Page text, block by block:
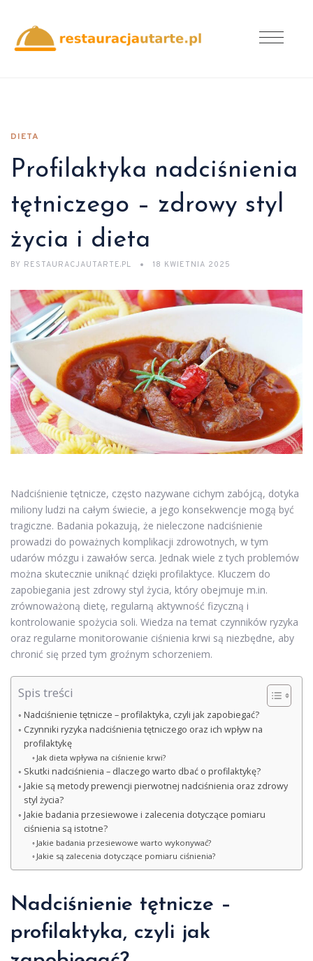
DIETA
Profilaktyka nadciśnienia
tętniczego – zdrowy styl
życia i dieta
BY RESTAURACJAUTARTE.PL 18 KWIETNIA 2025
Nadciśnienie tętnicze, często nazywane cichym zabójcą, dotyka
miliony ludzi na całym świecie, a jego konsekwencje mogą być
tragiczne. Badania pokazują, że nieleczone nadciśnienie
prowadzi do poważnych komplikacji zdrowotnych, w tym
udarów mózgu i zawałów serca. Jednak wiele z tych problemów
można skutecznie uniknąć dzięki profilaktyce. Kluczem do
zapobiegania jest zdrowy styl życia, który obejmuje m.in.
zrównoważoną dietę, regularną aktywność fizyczną i
kontrolowanie spożycia soli. Wiedza na temat czynników ryzyka
oraz regularne monitorowanie ciśnienia krwi są niezbędne, aby
chronić się przed tym groźnym schorzeniem.
Spis treści
Nadciśnienie tętnicze – profilaktyka, czyli jak zapobiegać?
Czynniki ryzyka nadciśnienia tętniczego oraz ich wpływ na
profilaktykę
Jak dieta wpływa na ciśnienie krwi?
Skutki nadciśnienia – dlaczego warto dbać o profilaktykę?
Jakie są metody prewencji pierwotnej nadciśnienia oraz zdrowy
styl życia?
Jakie badania przesiewowe i zalecenia dotyczące pomiaru
ciśnienia są istotne?
Jakie badania przesiewowe warto wykonywać?
Jakie są zalecenia dotyczące pomiaru ciśnienia?
Nadciśnienie tętnicze –
profilaktyka, czyli jak